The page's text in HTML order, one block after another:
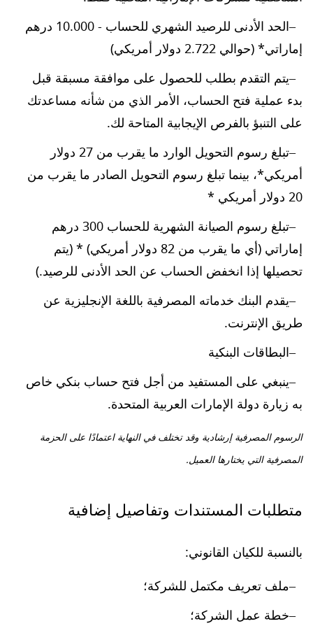
الحد الأدنى للرصيد الشهري للحساب - 10.000 درهم
إماراتي* (حوالي 2.722 دولار أمريكي)
يتم التقدم بطلب للحصول على موافقة مسبقة قبل
بدء عملية فتح الحساب، الأمر الذي من شأنه مساعدتك
على التنبؤ بالفرص الإيجابية المتاحة لك.
تبلغ رسوم التحويل الوارد ما يقرب من 27 دولار
أمريكي*، بينما تبلغ رسوم التحويل الصادر ما يقرب من
20 دولار أمريكي *
تبلغ رسوم الصيانة الشهرية للحساب 300 درهم
إماراتي (أي ما يقرب من 82 دولار أمريكي) * (يتم
تحصيلها إذا انخفض الحساب عن الحد الأدنى للرصيد.)
يقدم البنك خدماته المصرفية باللغة الإنجليزية عن
طريق الإنترنت.
البطاقات البنكية
ينبغي على المستفيد من أجل فتح حساب بنكي خاص
به زيارة دولة الإمارات العربية المتحدة.
الرسوم المصرفية إرشادية وقد تختلف في النهاية اعتمادًا على الحزمة
المصرفية التي يختارها العميل.
متطلبات المستندات وتفاصيل إضافية
بالنسبة للكيان القانوني:
ملف تعريف مكتمل للشركة؛
خطة عمل الشركة؛